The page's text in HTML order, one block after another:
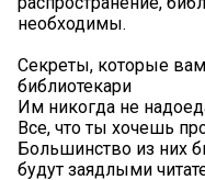
необходимы.
Секреты, которые
библиотекари
Им никогда не
Все, что ты хочешь
Большинство из них
будут заядлыми